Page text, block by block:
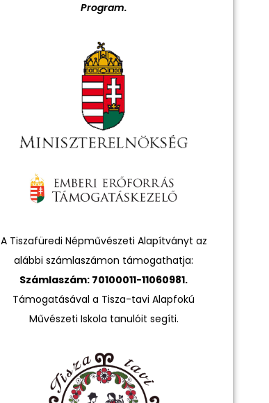
Program.
A Tiszafüredi Népművészeti Alapítványt az
alábbi számlaszámon támogathatja:
Számlaszám: 70100011-11060981.
Támogatásával a Tisza-tavi Alapfokú
Művészeti Iskola tanulóit segíti.